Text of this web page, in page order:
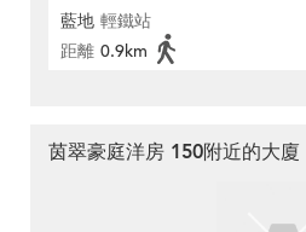
藍地 輕鐵站
距離 0.9km
茵翠豪庭洋房 150附近的大廈